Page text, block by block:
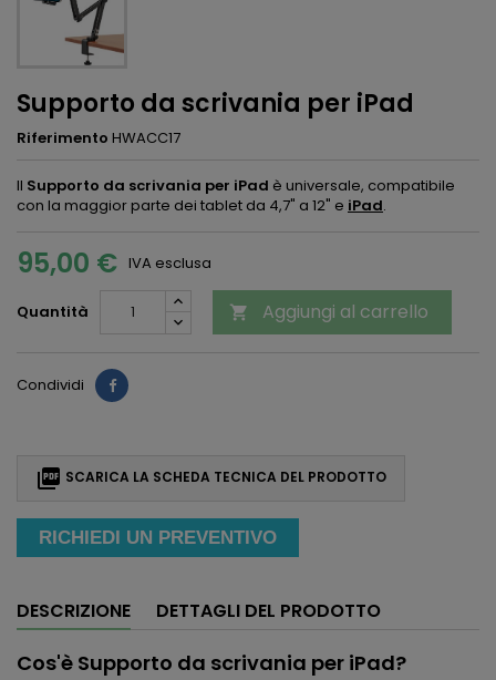
Supporto da scrivania per iPad
Riferimento HWACC17
Il Supporto da scrivania per iPad è universale, compatibile
con la maggior parte dei tablet da 4,7" a 12" e iPad.
95,00 € IVA esclusa
Quantità  Aggiungi al carrello
Condividi
 SCARICA LA SCHEDA TECNICA DEL PRODOTTO
RICHIEDI UN PREVENTIVO
DESCRIZIONE DETTAGLI DEL PRODOTTO
Cos'è Supporto da scrivania per iPad?